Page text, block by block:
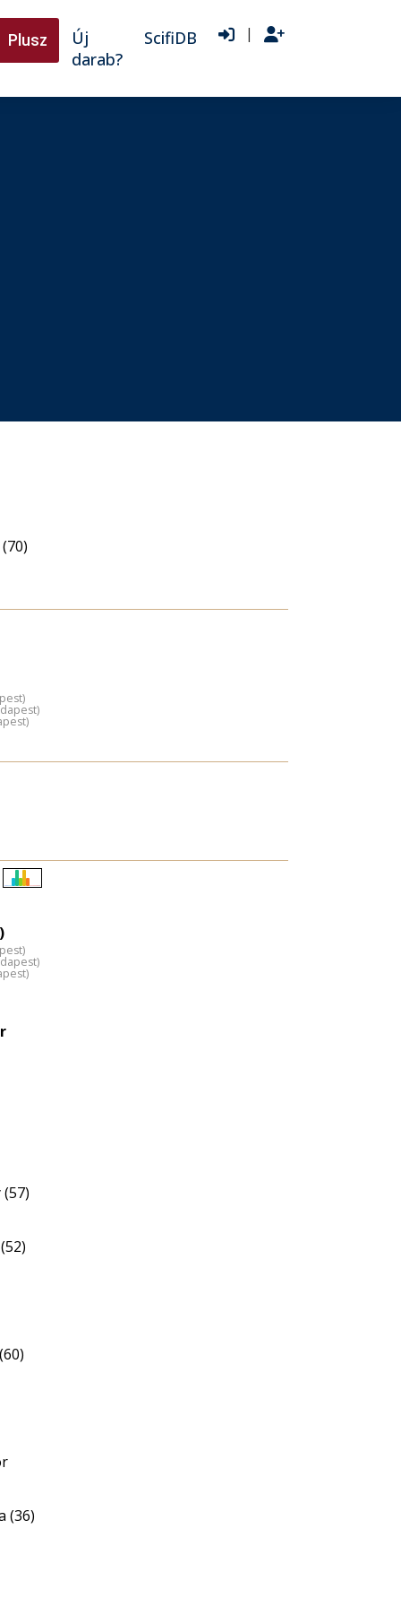
Plusz
Új
darab?
ScifiDB |
(36)